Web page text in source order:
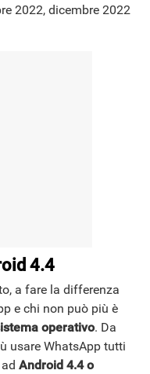
2022, dicembre 2022
4.4
a fare la differenza
e chi non può più è
operativo. Da
usare WhatsApp tutti
Android 4.4 o